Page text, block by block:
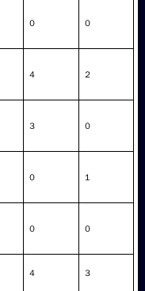
０ ０
４ ２
３ ０
０ １
０ ０
４ ３